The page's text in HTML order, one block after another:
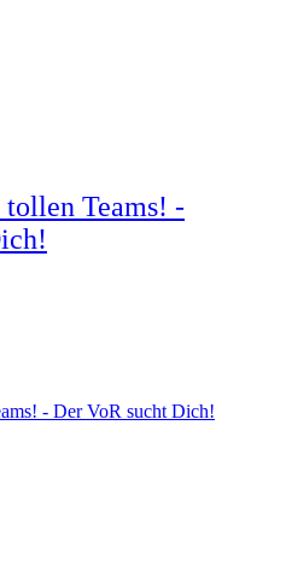
Teams! -
- Der VoR sucht Dich!